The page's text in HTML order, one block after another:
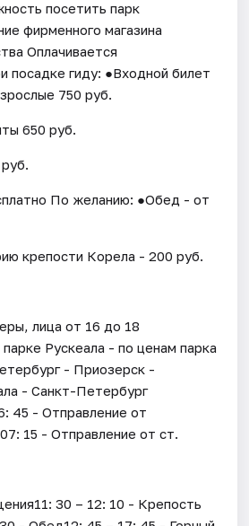
посетить парк
фирменного магазина
Оплачивается
посадке гиду: ●Входной билет
750 руб.
650 руб.
По желанию: ●Обед - от
крепости Корела - 200 руб.
лица от 16 до 18
Рускеала - по ценам парка
- Приозерск -
- Санкт-Петербург
45 - Отправление от
15 - Отправление от ст.
30 – 12: 10 - Крепость